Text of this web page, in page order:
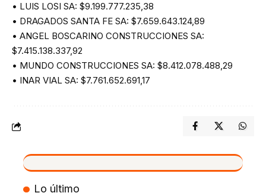
• LUIS LOSI SA: $9.199.777.235,38
• DRAGADOS SANTA FE SA: $7.659.643.124,89
• ANGEL BOSCARINO CONSTRUCCIONES SA:
$7.415.138.337,92
• MUNDO CONSTRUCCIONES SA: $8.412.078.488,29
• INAR VIAL SA: $7.761.652.691,17
VIVO
Lo último